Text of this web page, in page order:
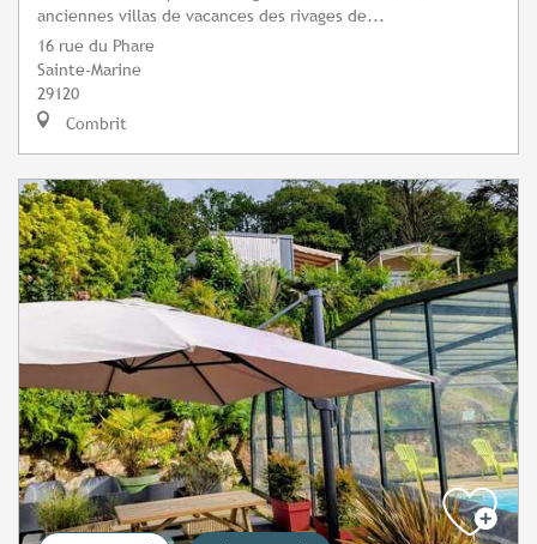
anciennes villas de vacances des rivages de...
16 rue du Phare
Sainte-Marine
29120
Combrit